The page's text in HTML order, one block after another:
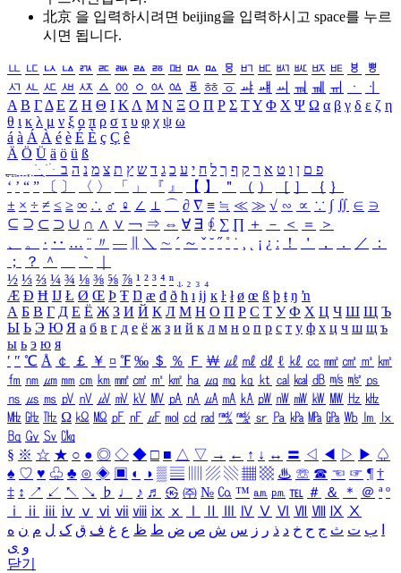
北京 을 입력하시려면 beijing을 입력하시고 space를 누르
시면 됩니다.
ㅥ ㅦ ㅧ ㅨ ㅩ ㅪ ㅫ ㅬ ㅭ ㅮ ㅯ ㅰ ㅱ ㅲ ㅳ ㅴ ㅵ ㅶ ㅷ ㅸ
ㅹ
ㅺ ㅻ ㅼ ㅽ ㅾ ㅿ ㆀ ㆁ ㆂ ㆃ ㆄ ㆅ ㆆ ㆇ ㆈ ㆉ ㆊ ㆋ ㆌ ㆍ
ㆎ
Α Β ΓΔ Ε Ζ Η Θ Ι ΚΛ Μ Ν Ξ Ο Π Ρ Σ ΤΥ Φ Χ Ψ Ω α β γ δ ε ζ η
θ ι κ λ μ ν ξ ο π ρ σ τ υ φ χ ψ ω
á à Á À é è É È ç Ç ê
Ä Ö Ü ä ö ü ß
ִֶֹ ֻּ ׁׂ פ ם ן ו ט א ר ק ף ך ל ח י ע כ ג ד ש ץ ת צ מ נ ה ב
‘ ’ “ ” 〔 〕 〈 〉 「 」 『 』 【 】 ＂ （ ） ［ ］ ｛ ｝
± × ÷ ≠ ≤ ≥ ∞ ∴ ♂ ♀ ∠ ⊥ ⌒ ∂ ∇ ≡ ≒ ≪ ≫ √ ∽ ∝ ∵ ∫ ∬ ∈ ∋
⊆ ⊇ ⊂ ⊃ ∪ ∩ ∧ ∨ ￢ ⇒ ⇔ ∀ ∃ ∮ ∑ ∏ ＋ － ＜ ＝
＞
、
。 · ‥ … ¨ 〃 ― ＼ ∼ ´ ～ ˇ ˘ ˝ ˚ ˙ ¸ ¡ ¿ ː ！ ＇ ， ． ／
：
；
？ ＾ ｀
½ ⅓ ⅔ ¼ ¾ ⅛ ⅜ ⅝ ⅞ ¹ ² ³ ⁴ ⁿ ₁ ₂ ₃ ₄
Æ Ð Ħ Ĳ Ł Ø Œ Þ Ŧ Ŋ æ đ ð ħ ı ĳ ĸ ŀ ł ø œ ß þ ŧ ŋ ŉ
А Б В Г Д Е Ё Ж З И Й К Л М Н О П Р С Т У Ф Х Ц Ч Ш Щ Ъ
Ы Ь Э Ю Я а б в г д е ё ж з и й к л м н о п р с т у ф х ц ч ш щ ъ
ы ь э ю я
′ ″ ℃ Å ￠ ￡ ￥ ¤ ℉ ‰ ＄ ％ Ｆ ￦ ㎕ ㎖ ㎗ ℓ ㎘ ㏄ ㎣ ㎤ ㎥ ㎦
㎙ ㎚ ㎛ ㎜ ㎝ ㎞ ㎟ ㎠ ㎡ ㎢ ㏊ ㎍ ㎎ ㎏ ㏏ ㎈ ㎉ ㏈ ㎧ ㎨ ㎰
㎱ ㎲ ㎳ ㎴ ㎵ ㎶ ㎷ ㎸ ㎹ ㎀ ㎁ ㎂ ㎃ ㎄ ㎺ ㎻ ㎽ ㎾ ㎿ ㎐ ㎑
㎒ ㎓ ㎔ Ω ㏀ ㏁ ㎊ ㎋ ㎌ ㏖ ㏅ ㎭ ㎮ ㎯ ㏛ ㎩ ㎪ ㎫ ㎬ ㏝ ㏐
㏓
㏃ ㏉ ㏜ ㏆
§ ※ ☆ ★ ○ ● ◎ ◇ ◆ □ ■ △ ▽ → ← ↑ ↓ ↔ 〓 ◁ ◀ ▷ ▶ ♤
♠ ♡ ♥ ♧ ♣ ⊙ ◈ ▣ ◐ ◑ ▒ ▤ ▨ ▧ ▦ ▩ ♨ ☏ ☎ ☜ ☞ ¶ †
‡ ↕ ↗ ↙ ↖ ↘ ♭ ♩ ♪ ♬ ㉿ ㈜ № ㏇ ™ ㏂ ㏘ ℡ ＃ ＆ ＊ ＠ ª º
ⅰ
ⅱ ⅲ ⅳ ⅴ ⅵ ⅶ ⅷ ⅸ ⅹ Ⅳ Ⅴ Ⅵ Ⅶ Ⅷ Ⅸ Ⅹ
ب ت ث ج ح خ د ذ ر ز س ش ص ض ط ظ ع غ ف ق ک ل م ن ه
و ی
닫기